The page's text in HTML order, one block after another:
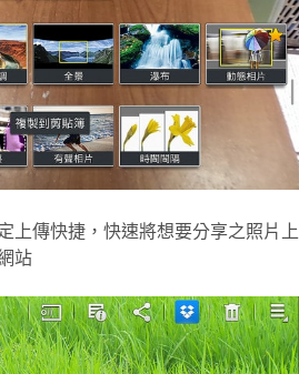
上傳快捷，快速將想要分享之照片上
站